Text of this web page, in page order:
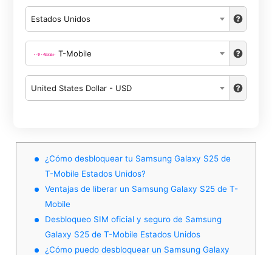
Estados Unidos
T-Mobile
United States Dollar - USD
¿Cómo desbloquear tu Samsung Galaxy S25 de
T-Mobile Estados Unidos?
Ventajas de liberar un Samsung Galaxy S25 de T-
Mobile
Desbloqueo SIM oficial y seguro de Samsung
Galaxy S25 de T-Mobile Estados Unidos
¿Cómo puedo desbloquear un Samsung Galaxy